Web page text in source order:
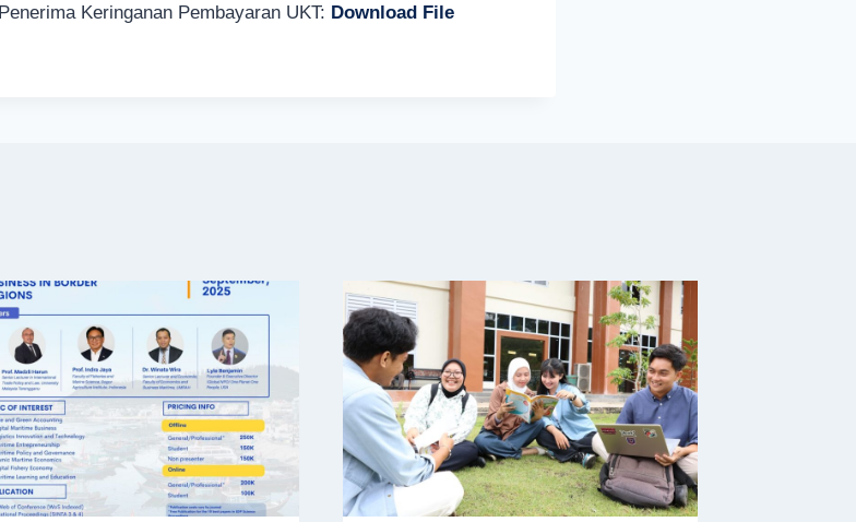
Keringanan Pembayaran UKT: Download File